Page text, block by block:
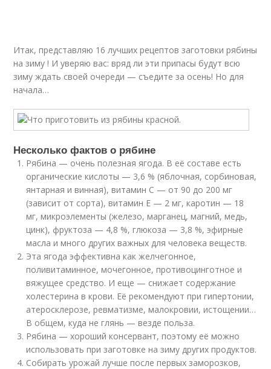
Итак, представляю 16 лучших рецептов заготовки рябины
на зиму ! И уверяю вас: вряд ли эти припасы будут всю
зиму ждать своей очереди — съедите за осень! Но для
начала…
Несколько фактов о рябине
Рябина — очень полезная ягода. В её составе есть
органические кислоты — 3,6 % (яблочная, сорбиновая,
янтарная и винная), витамин С — от 90 до 200 мг
(зависит от сорта), витамин Е — 2 мг, каротин — 18
мг, микроэлементы (железо, марганец, магний, медь,
цинк), фруктоза — 4,8 %, глюкоза — 3,8 %, эфирные
масла и много других важных для человека веществ.
Эта ягода эффективна как желчегонное,
поливитаминное, мочегонное, противоцинготное и
вяжущее средство. И еще — снижает содержание
холестерина в крови. Её рекомендуют при гипертонии,
атеросклерозе, ревматизме, малокровии, истощении…
В общем, куда не глянь — везде польза.
Рябина — хороший консервант, поэтому её можно
использовать при заготовке на зиму других продуктов.
Собирать урожай лучше после первых заморозков,